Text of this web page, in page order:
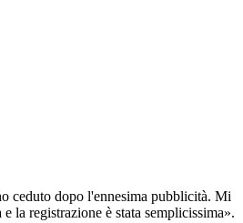
ceduto dopo l'ennesima pubblicità. Mi
la registrazione è stata semplicissima».